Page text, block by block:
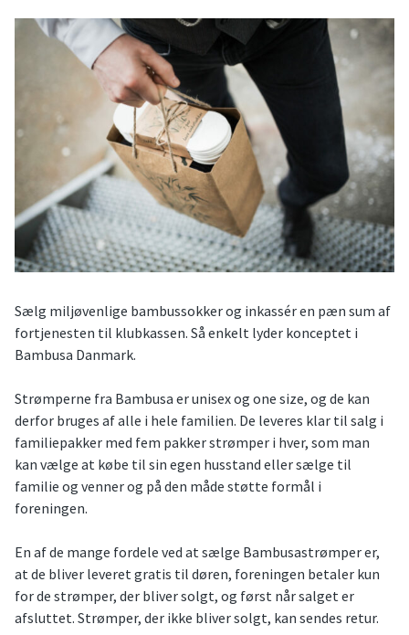
Sælg miljøvenlige bambussokker og inkassér en pæn sum af
fortjenesten til klubkassen. Så enkelt lyder konceptet i
Bambusa Danmark.
Strømperne fra Bambusa er unisex og one size, og de kan
derfor bruges af alle i hele familien. De leveres klar til salg i
familiepakker med fem pakker strømper i hver, som man
kan vælge at købe til sin egen husstand eller sælge til
familie og venner og på den måde støtte formål i
foreningen.
En af de mange fordele ved at sælge Bambusastrømper er,
at de bliver leveret gratis til døren, foreningen betaler kun
for de strømper, der bliver solgt, og først når salget er
afsluttet. Strømper, der ikke bliver solgt, kan sendes retur.